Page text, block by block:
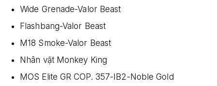
Wide Grenade-Valor Beast
Flashbang-Valor Beast
M18 Smoke-Valor Beast
Nhân vật Monkey King
MOS Elite GR COP. 357-IB2-Noble Gold